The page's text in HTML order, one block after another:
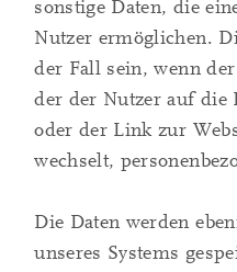
sonstige Daten, die
Nutzer ermöglichen.
der Fall sein, wenn
der der Nutzer auf die
oder der Link zur
wechselt,
Die Daten werden
unseres Systems